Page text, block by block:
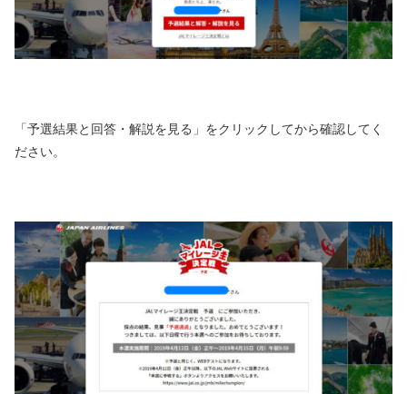
「予選結果と回答・解説を見る」をクリックしてから確認してく
ださい。